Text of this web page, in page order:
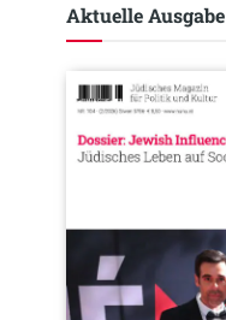
Aktuelle Ausgabe​